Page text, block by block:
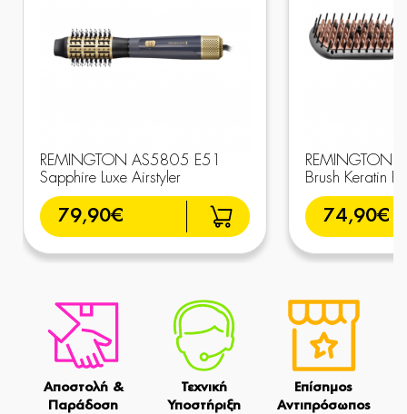
REMINGTON AS5805 E51
Sapphire Luxe Airstyler
79,90€
REMINGTON
Brush Keratin
74,90€
Αποστολή &
Παράδοση
Τεχνική
Υποστήριξη
Επίσημος
Αντιπρόσωπος